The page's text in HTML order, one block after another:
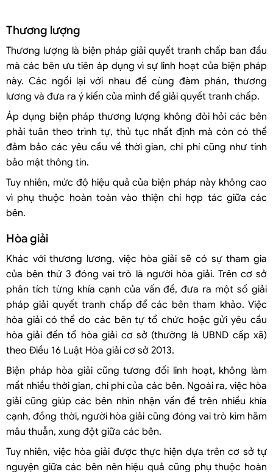
Thương lượng
Thương lượng là biện pháp giải quyết tranh chấp ban đầu
mà các bên ưu tiên áp dụng vì sự linh hoạt của biện pháp
này. Các ngồi lại với nhau để cùng đàm phán, thương
lương và đưa ra ý kiến của mình để giải quyết tranh chấp.
Áp dụng biện pháp thương lượng không đòi hỏi các bên
phải tuân theo trình tự, thủ tục nhất định mà còn có thể
đảm bảo các yêu cầu về thời gian, chi phí cũng như tính
bảo mật thông tin.
Tuy nhiên, mức độ hiệu quả của biện pháp này không cao
vì phụ thuộc hoàn toàn vào thiện chí hợp tác giữa các
bên.
Hòa giải
Khác với thương lương, việc hòa giải sẽ có sự tham gia
của bên thứ 3 đóng vai trò là người hòa giải. Trên cơ sở
phân tích từng khía cạnh của vấn đề, đưa ra một số giải
pháp giải quyết tranh chấp để các bên tham khảo. Việc
hòa giải có thể do các bên tự tổ chức hoặc gửi yêu cầu
hòa giải đến tổ hòa giải cơ sở (thường là UBND cấp xã)
theo Điều 16 Luật Hòa giải cơ sở 2013.
Biện pháp hòa giải cũng tương đối linh hoạt, không làm
mất nhiều thời gian, chi phí của các bên. Ngoài ra, việc hòa
giải cũng giúp các bên nhìn nhận vấn đề trên nhiều khía
cạnh, đồng thời, người hòa giải cũng đóng vai trò kìm hãm
mâu thuẫn, xung đột giữa các bên.
Tuy nhiên, việc hòa giải được thực hiện dựa trên cơ sở tự
nguyện giữa các bên nên hiệu quả cũng phụ thuộc hoàn